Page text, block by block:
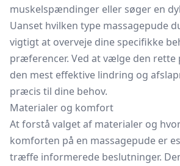
muskelspændinger eller søger en
Uanset hvilken type massagepude
vigtigt at overveje dine specifikke
præferencer. Ved at vælge den rette
den mest effektive lindring og
præcis til dine behov.
Materialer og komfort
At forstå valget af materialer og
komforten på en massagepude er
træffe informerede beslutninger.